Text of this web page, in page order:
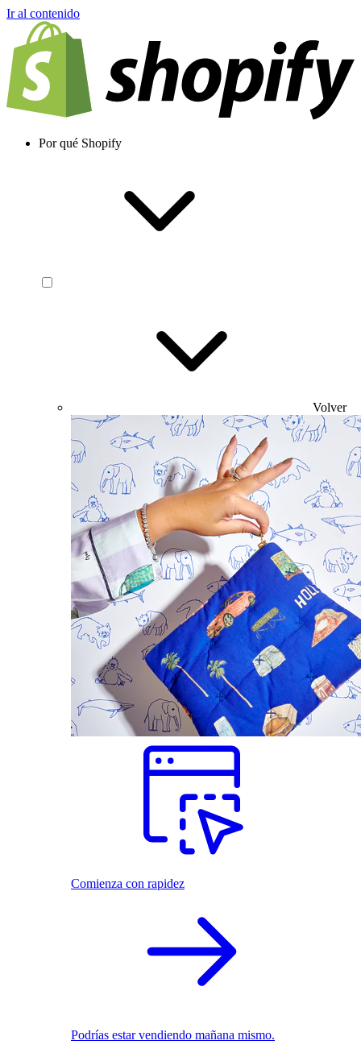
Ir al contenido
Por qué Shopify
Volver
Comienza con rapidez
Podrías estar vendiendo mañana mismo.